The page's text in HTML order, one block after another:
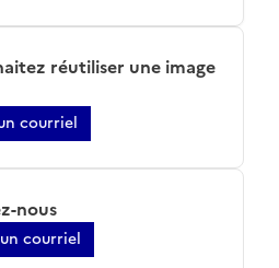
réutiliser une image
courriel
nous
courriel